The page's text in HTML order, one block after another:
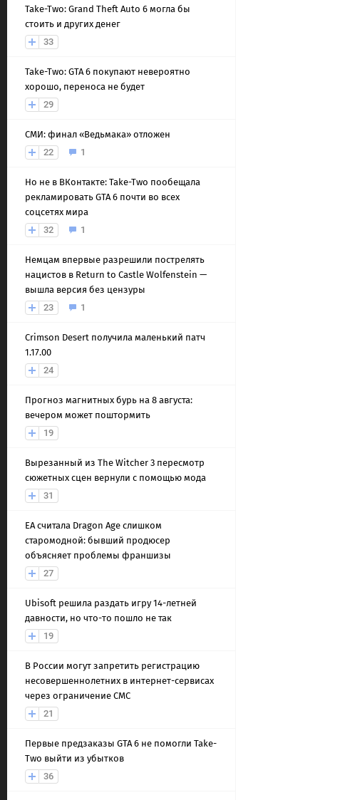
Take-Two: Grand Theft Auto 6 могла бы
стоить и других денег
33
Take-Two: GTA 6 покупают невероятно
хорошо, переноса не будет
29
СМИ: финал «Ведьмака» отложен
22
1
Но не в ВКонтакте: Take-Two пообещала
рекламировать GTA 6 почти во всех
соцсетях мира
32
1
Немцам впервые разрешили пострелять
нацистов в Return to Castle Wolfenstein —
вышла версия без цензуры
23
1
Crimson Desert получила маленький патч
1.17.00
24
Прогноз магнитных бурь на 8 августа:
вечером может поштормить
19
Вырезанный из The Witcher 3 пересмотр
сюжетных сцен вернули с помощью мода
31
EA считала Dragon Age слишком
старомодной: бывший продюсер
объясняет проблемы франшизы
27
Ubisoft решила раздать игру 14-летней
давности, но что-то пошло не так
19
В России могут запретить регистрацию
несовершеннолетних в интернет-сервисах
через ограничение СМС
21
Первые предзаказы GTA 6 не помогли Take-
Two выйти из убытков
36